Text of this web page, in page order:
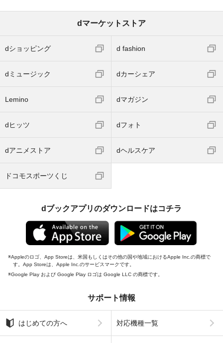
dマーケットストア
dショッピング d fashion
dミュージック dカーシェア
Lemino dマガジン
dヒッツ dフォト
dアニメストア dヘルスケア
ドコモスポーツくじ
dブックアプリのダウンロードはコチラ
Appleのロゴ、App Storeは、米国もしくはその他の国や地域におけるApple Inc.の商標で
す。App Storeは、Apple Inc.のサービスマークです。
Google Play および Google Play ロゴは Google LLC の商標です。
サポート情報
はじめての方へ 対応機種一覧